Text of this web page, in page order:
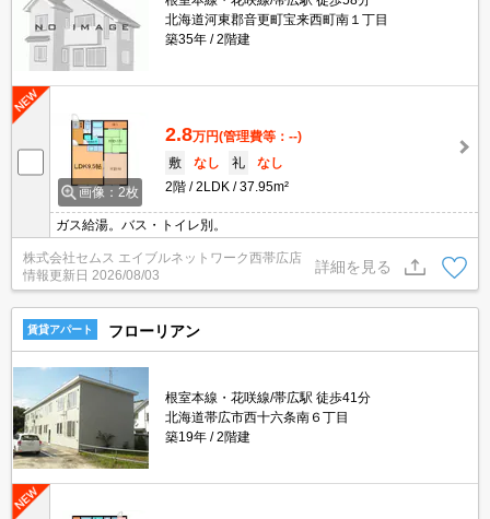
北海道河東郡音更町宝来西町南１丁目
築35年
2階建
画像：2枚
2.8万円(管理費等：--)
敷
なし 礼
なし
2階
2LDK 37.95m²
ガス給湯。バス・トイレ別。
株式会社セムス エイブルネットワーク西帯広店
情報更新日 2026/08/03
詳細を見る
賃貸アパート フローリアン
根室本線・花咲線/帯広駅 徒歩41分
北海道帯広市西十六条南６丁目
築19年
2階建